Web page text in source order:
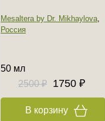
Mesaltera by Dr. Mikhaylova,
Россия
50 мл
2500 ₽
1750 ₽
В корзину